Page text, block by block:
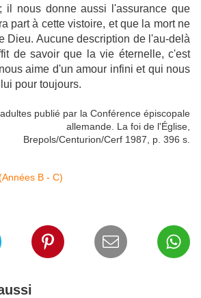
il nous donne aussi l'assurance que
part à cette vistoire, et que la mort ne
Dieu. Aucune description de l'au-delà
de savoir que la vie éternelle, c'est
aime d'un amour infini et qui nous
pour toujours.
publié par la Conférence épiscopale
allemande. La foi de l'Église,
Brepols/Centurion/Cerf 1987, p. 396 s.
B - C)